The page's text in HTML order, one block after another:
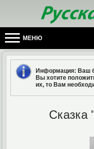
МЕНЮ
Информация: Ваш
Вы хотите
их, то Вам
Сказка